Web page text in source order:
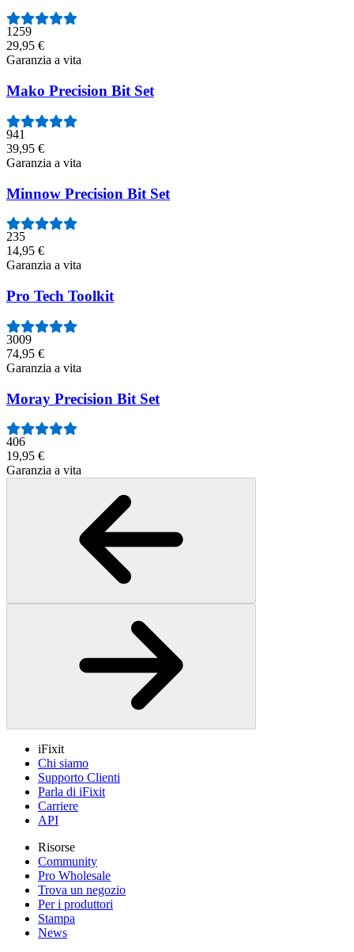
1259
29,95 €
Garanzia a vita
Mako Precision Bit Set
941
39,95 €
Garanzia a vita
Minnow Precision Bit Set
235
14,95 €
Garanzia a vita
Pro Tech Toolkit
3009
74,95 €
Garanzia a vita
Moray Precision Bit Set
406
19,95 €
Garanzia a vita
iFixit
Chi siamo
Supporto Clienti
Parla di iFixit
Carriere
API
Risorse
Community
Pro Wholesale
Trova un negozio
Per i produttori
Stampa
News